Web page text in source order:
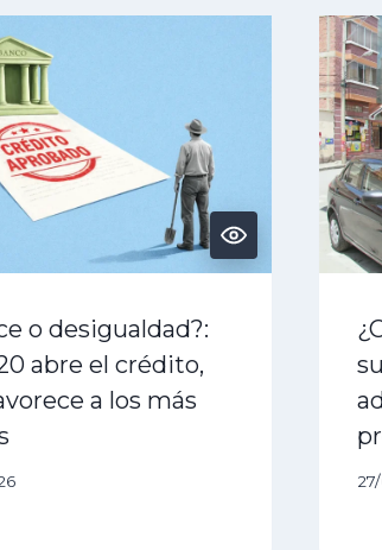
o desigualdad?:
abre el crédito,
a los más